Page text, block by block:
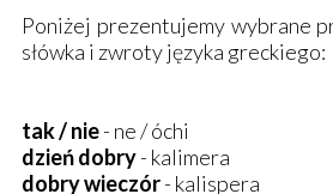
Poniżej prezentujemy wybrane
słówka i zwroty języka greckiego:
tak / nie- ne / óchi
dzień dobry- kalimera
dobry wieczór- kalispera